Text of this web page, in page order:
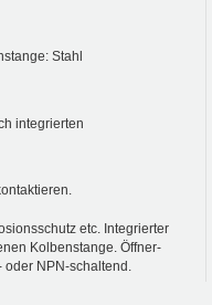
Stahl
integrierten
etc. Integrierter
Kolbenstange. Öffner-
NPN-schaltend.